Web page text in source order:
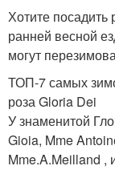
Хотите
ранней весной
могут
ТОП-7 самых
роза Gloria Dei
У знаменитой
Gioia, Mme
Mme.A.Meilland ,